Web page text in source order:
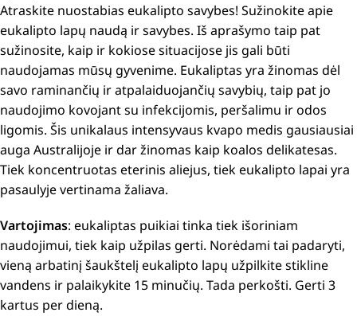
Atraskite nuostabias eukalipto savybes! Sužinokite apie
eukalipto lapų naudą ir savybes. Iš aprašymo taip pat
sužinosite, kaip ir kokiose situacijose jis gali būti
naudojamas mūsų gyvenime. Eukaliptas yra žinomas dėl
savo raminančių ir atpalaiduojančių savybių, taip pat jo
naudojimo kovojant su infekcijomis, peršalimu ir odos
ligomis. Šis unikalaus intensyvaus kvapo medis gausiausiai
auga Australijoje ir dar žinomas kaip koalos delikatesas.
Tiek koncentruotas eterinis aliejus, tiek eukalipto lapai yra
pasaulyje vertinama žaliava.
Vartojimas: eukaliptas puikiai tinka tiek išoriniam
naudojimui, tiek kaip užpilas gerti. Norėdami tai padaryti,
vieną arbatinį šaukštelį eukalipto lapų užpilkite stikline
vandens ir palaikykite 15 minučių. Tada perkošti. Gerti 3
kartus per dieną.